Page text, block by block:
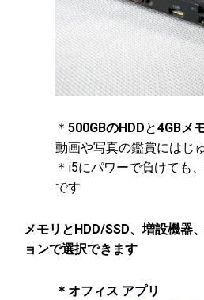
＊ 500GBのHDDと4GBメ
動画や写真の鑑賞にはじ
＊i5にパワーで負けても、
です
メモリとHDD/SSD、増設機器
ョンで選択できます
＊オフィス アプリ